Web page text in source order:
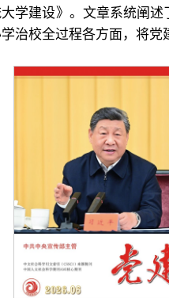
学建设》。文章系统阐
治校全过程各方面，将党